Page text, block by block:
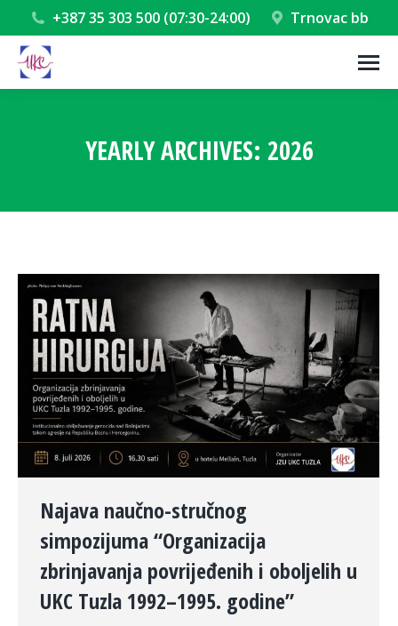
+387 35 303 500 (07:30-24:00) Trnovac bb
YEARLY ARCHIVES: 2026
Najava naučno-stručnog
simpozijuma “Organizacija
zbrinjavanja povrijeđenih i oboljelih u
UKC Tuzla 1992–1995. godine”